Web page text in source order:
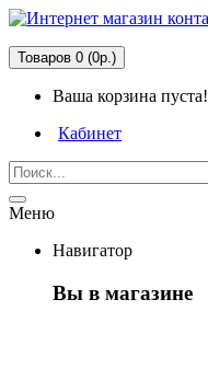
Товаров 0 (0р.)
Ваша корзина пуста!
Кабинет
Меню
Навигатор
Вы в магазине